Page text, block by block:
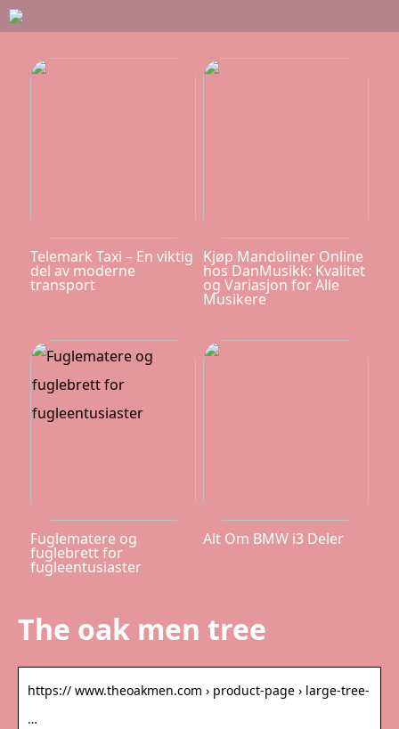
Telemark Taxi – En viktig
del av moderne
transport
Kjøp Mandoliner Online
hos DanMusikk: Kvalitet
og Variasjon for Alle
Musikere
Fuglematere og
fuglebrett for
fugleentusiaster
Alt Om BMW i3 Deler
The oak men tree
https:// www.theoakmen.com › product-page › large-tree-
…